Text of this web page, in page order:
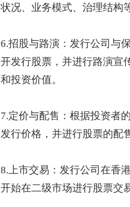
状况、业务模式、治理结构
6.招股与路演：发行公司与
开发行股票，并进行路演宣
和投资价值。
7.定价与配售：根据投资者
发行价格，并进行股票的配
8.上市交易：发行公司在香
开始在二级市场进行股票交